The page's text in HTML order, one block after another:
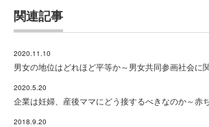
関連記事
2020.11.10
男女の地位はどれほど平等か～男女共同参画社会に
2020.5.20
企業は妊婦、産後ママにどう接するべきなのか～赤
2018.9.20